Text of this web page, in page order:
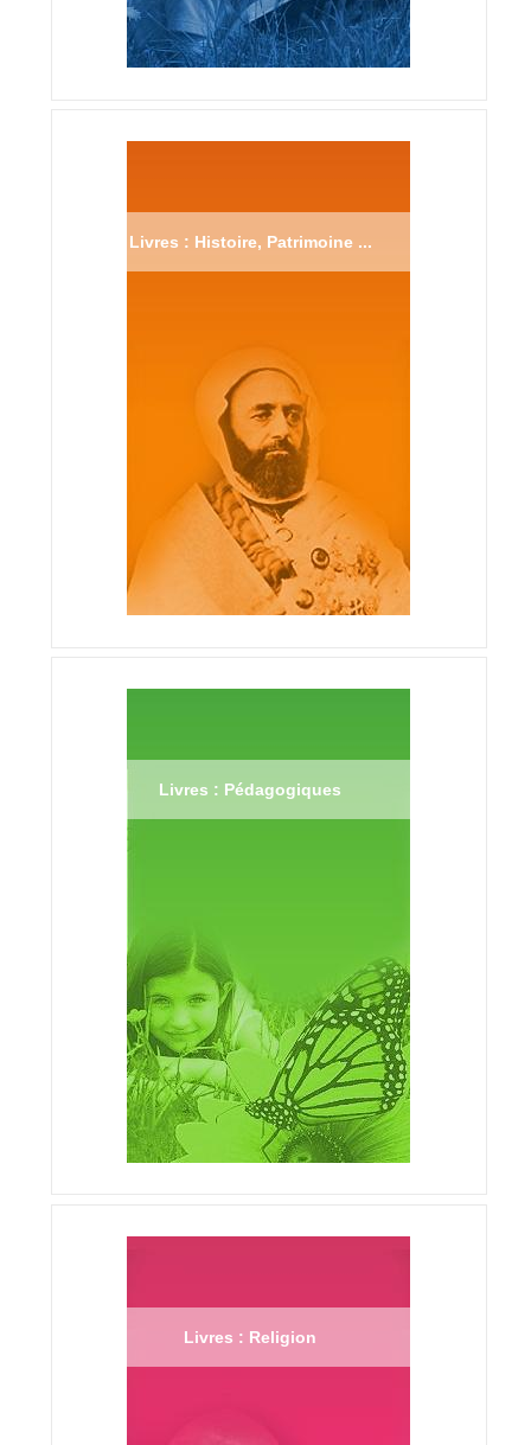
Livres : Histoire, Patrimoine ...
Livres : Pédagogiques
Livres : Religion